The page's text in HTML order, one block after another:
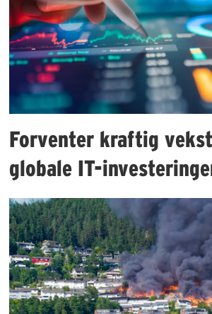
Forventer kraftig
globale IT-